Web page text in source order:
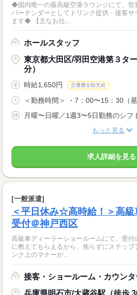
◆国内唯一の最高級空港ラウンジにて、世
バーテンダーとしてドリンク提供・接客サ
ます◆ 【主なお仕...
ホールスタッフ
東京都大田区/羽田空港第３タ
分）
時給1,650円 交通費全額支給
＜勤務時間＞ ・7：00〜15：30（基
月曜〜日曜／1週3〜5日勤務のシフ
もっと見る
求人詳細を見る
[一般派遣]
＜平日休み☆高時給！＞高
受付＠神戸西区
高級車ディーラーショールームにて、受
に教えてもらえるから、焦らずにステップ
ンク上のマナーが...
接客・ショールーム・カウンタ
兵庫県明石市/大蔵谷駅（徒歩